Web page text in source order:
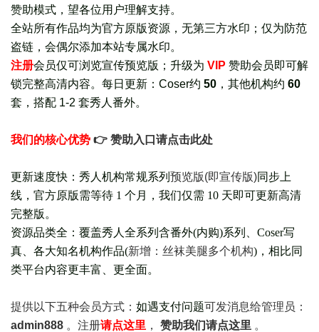
赞助模式，望各位用户理解支持。
全站所有作品均为官方原版资源，无第三方水印；仅为防范
盗链，会偶尔添加本站专属水印。
注册会员仅可浏览宣传预览版 ； 升级为 VIP 赞助会员即可解
锁完整高清内容。每日更新： Coser约 50 ，其他机构约 60
套， 搭配 1-2 套秀人番外。
我们的核心优势 👉 赞助入口请点击此处
更新速度快：秀人机构常规系列 预览版(即宣传版)同步上
线，官方原版需等待 1 个月，我们仅需 10 天即可更新高清
完整版。
资源品类全：覆盖秀人全系列含番外(内购)系列、Coser写
真、各大知名机构作品(新增：丝袜美腿多个机构)，相比同
类平台内容更丰富、更全面。
提供以下五种会员方式： 如遇支付问题可发消息给管理员：
admin888 。注册请点这里 ， 赞助我们请点这里 。